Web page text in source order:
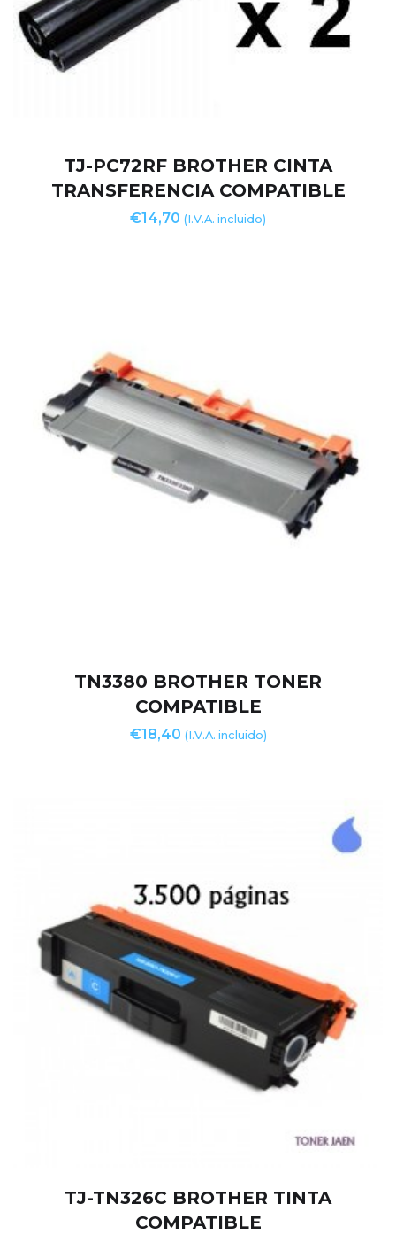
TJ-PC72RF BROTHER CINTA
TRANSFERENCIA COMPATIBLE
€14,70 (I.V.A. incluido)
TN3380 BROTHER TONER
COMPATIBLE
€18,40 (I.V.A. incluido)
TJ-TN326C BROTHER TINTA
COMPATIBLE